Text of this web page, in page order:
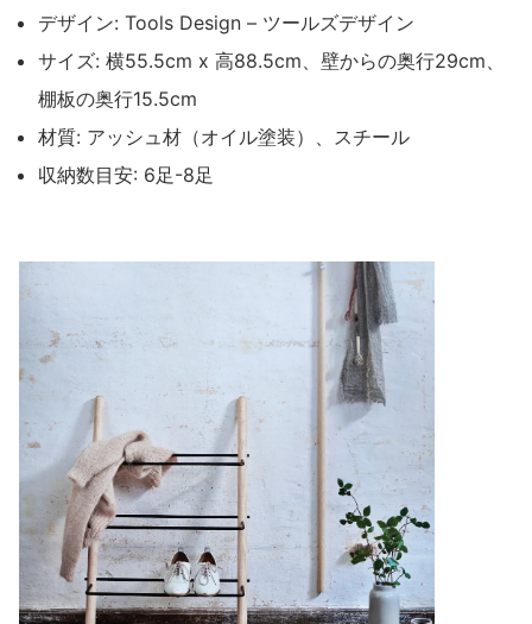
デザイン: Tools Design – ツールズデザイン
サイズ: 横55.5cm x 高88.5cm、壁からの奥行29cm、
棚板の奥行15.5cm
材質: アッシュ材（オイル塗装）、スチール
収納数目安: 6足-8足